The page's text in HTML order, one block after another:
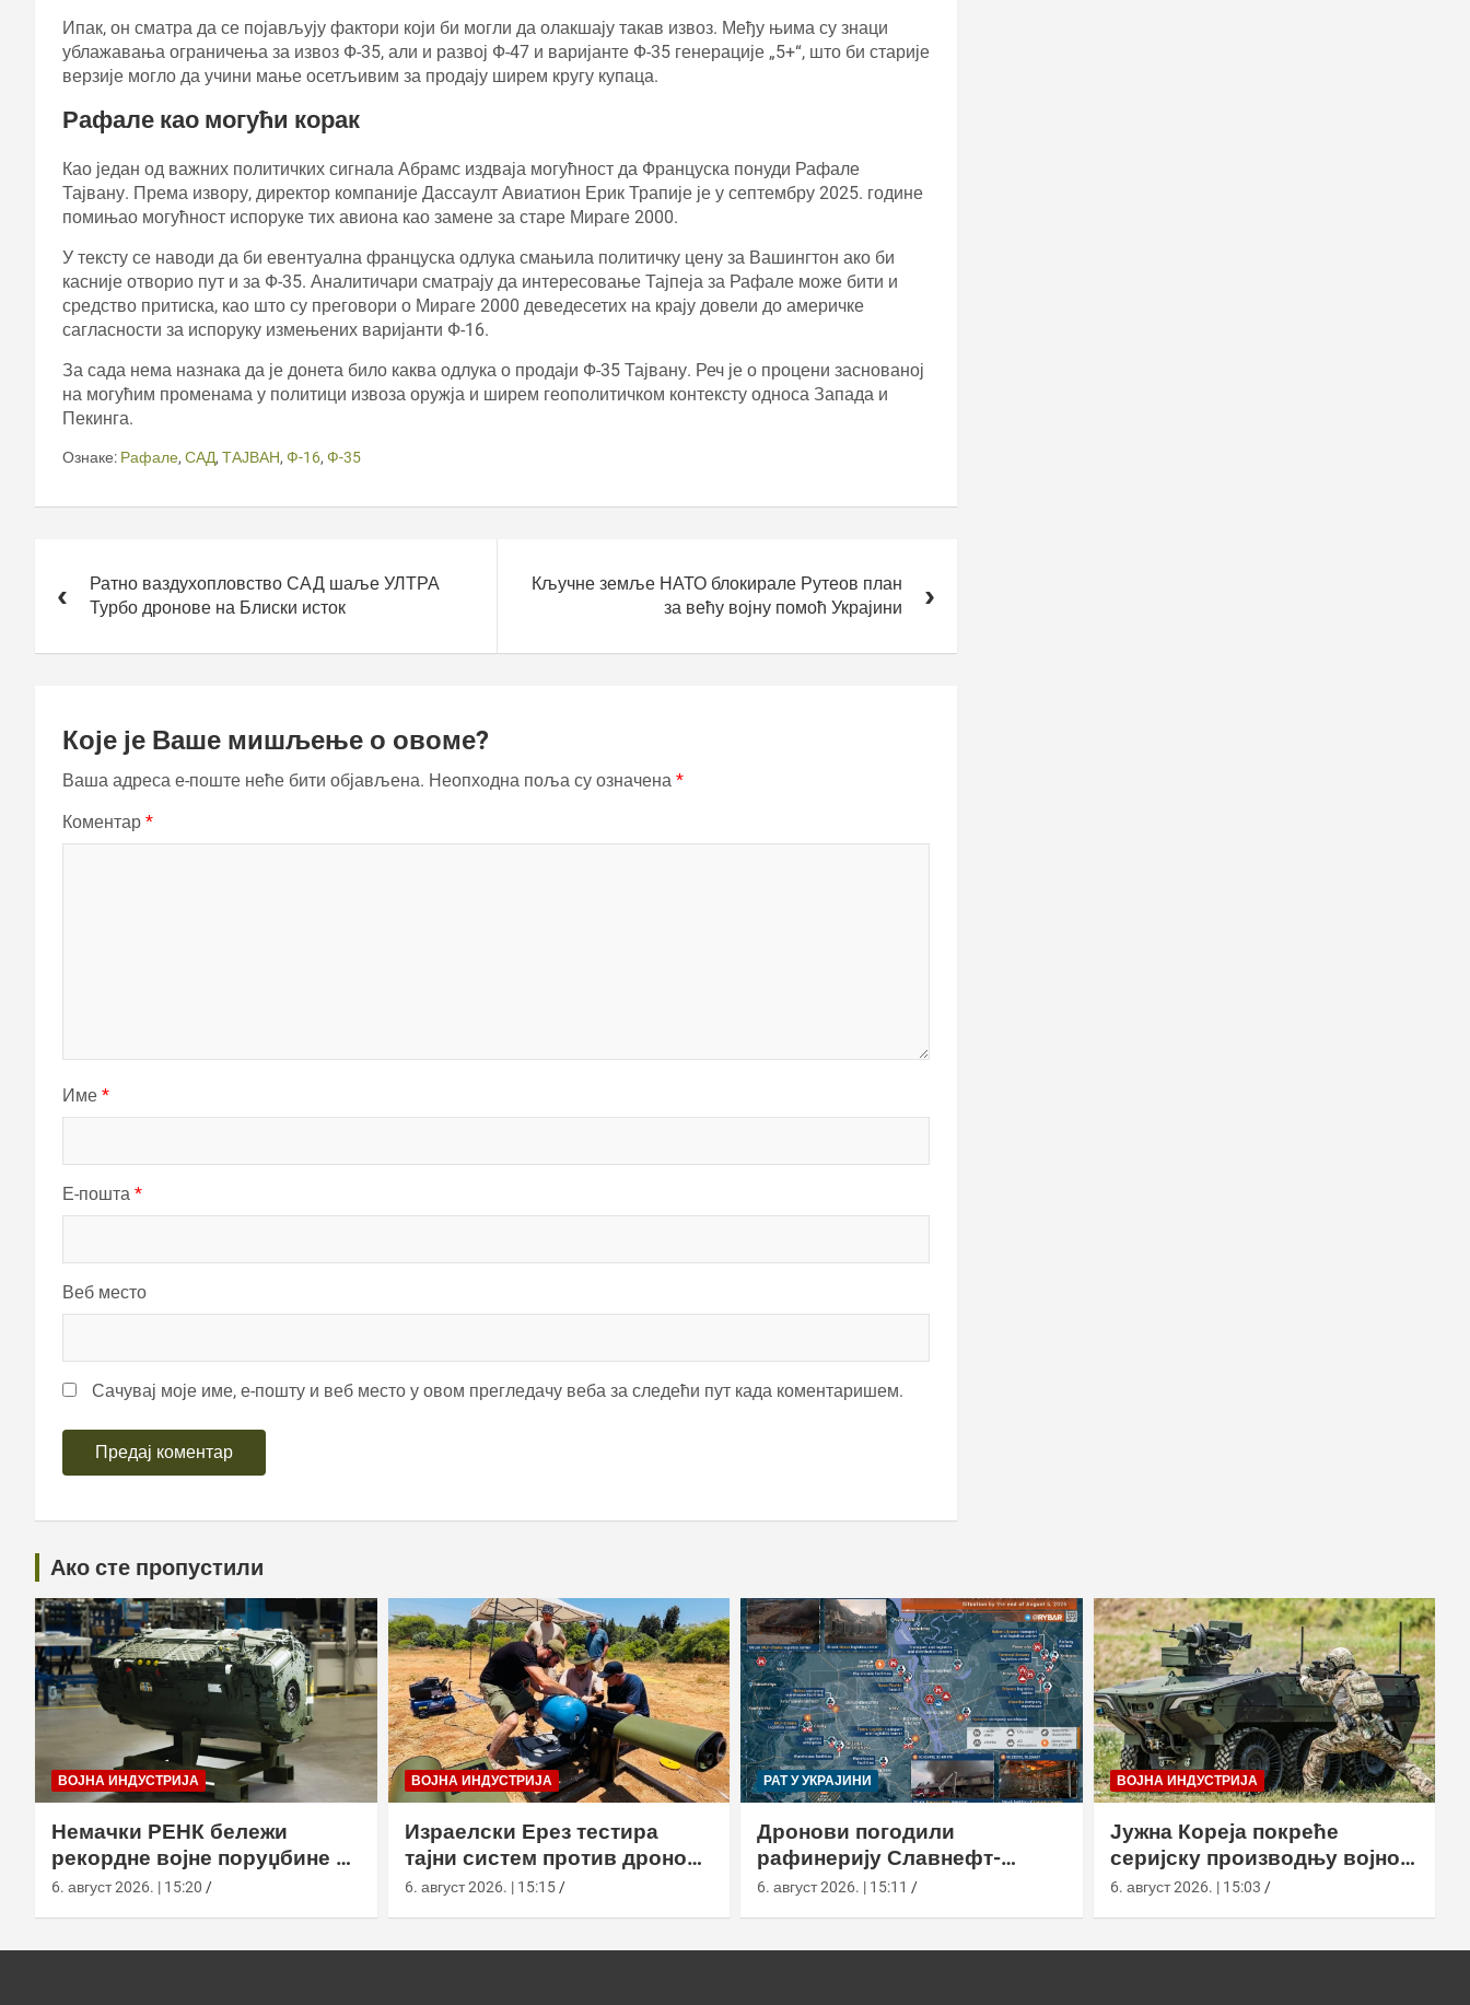
Ипак, он сматра да се појављују фактори који би могли да олакшају такав извоз. Међу њима су знаци
ублажавања ограничења за извоз Ф-35, али и развој Ф-47 и варијанте Ф-35 генерације „5+“, што би старије
верзије могло да учини мање осетљивим за продају ширем кругу купаца.
Рафале као могући корак
Као један од важних политичких сигнала Абрамс издваја могућност да Француска понуди Рафале
Тајвану. Према извору, директор компаније Дассаулт Авиатион Ерик Трапије је у септембру 2025. године
помињао могућност испоруке тих авиона као замене за старе Мираге 2000.
У тексту се наводи да би евентуална француска одлука смањила политичку цену за Вашингтон ако би
касније отворио пут и за Ф-35. Аналитичари сматрају да интересовање Тајпеја за Рафале може бити и
средство притиска, као што су преговори о Мираге 2000 деведесетих на крају довели до америчке
сагласности за испоруку измењених варијанти Ф-16.
За сада нема назнака да је донета било каква одлука о продаји Ф-35 Тајвану. Реч је о процени заснованој
на могућим променама у политици извоза оружја и ширем геополитичком контексту односа Запада и
Пекинга.
Ознаке: Рафале, САД, ТАЈВАН, Ф-16, Ф-35
чланкаРатно ваздухопловство САД шаље УЛТРА
Турбо дронове на Блиски исток
Кључне земље НАТО блокирале Рутеов план
за већу војну помоћ Украјини
Које је Ваше мишљење о овоме?
Ваша адреса е-поште неће бити објављена. Неопходна поља су означена *
Коментар *
Име *
Е-пошта *
Веб место
Сачувај моје име, е-пошту и веб место у овом прегледачу веба за следећи пут када коментаришем.
Ако сте пропустили
ВОЈНА ИНДУСТРИЈА
Немачки РЕНК бележи
рекордне војне поруџбине у
2026. години
6. август 2026. | 15:20
ВОЈНА ИНДУСТРИЈА
Израелски Ерез тестира
тајни систем против дронова
са капсулом и лансером
6. август 2026. | 15:15
РАТ У УКРАЈИНИ
Дронови погодили
рафинерију Славнефт-
ЈАНОС у Јарослављу
6. август 2026. | 15:11
ВОЈНА ИНДУСТРИЈА
Јужна Кореја покреће
серијску производњу војног
робота Арион-СМЕТ
6. август 2026. | 15:03